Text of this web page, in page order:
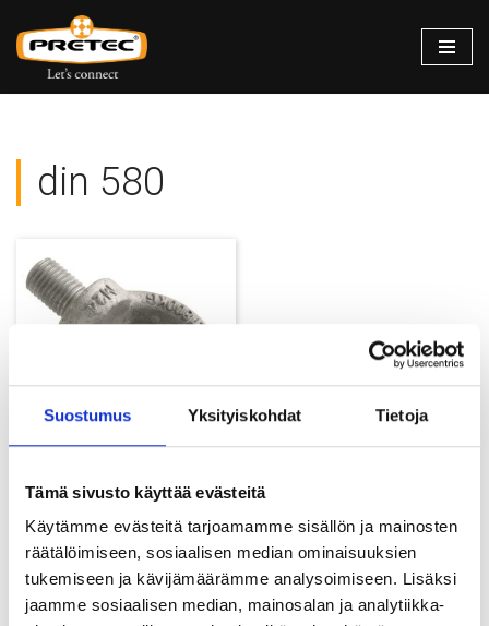
Suostumus Yksityiskohdat Tietoja
Tämä sivusto käyttää evästeitä
Käytämme evästeitä tarjoamamme sisällön ja mainosten
räätälöimiseen, sosiaalisen median ominaisuuksien
tukemiseen ja kävijämäärämme analysoimiseen. Lisäksi
jaamme sosiaalisen median, mainosalan ja analytiikka-
Siirry
suoraan
din 580
Silmukkaruuvit DIN 580